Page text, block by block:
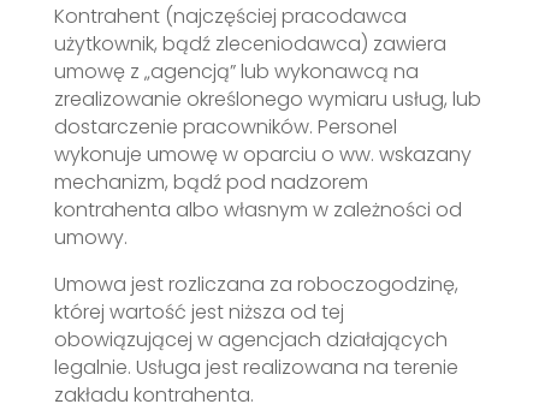
Kontrahent (najczęściej pracodawca
użytkownik, bądź zleceniodawca) zawiera
umowę z „agencją” lub wykonawcą na
zrealizowanie określonego wymiaru usług, lub
dostarczenie pracowników. Personel
wykonuje umowę w oparciu o ww. wskazany
mechanizm, bądź pod nadzorem
kontrahenta albo własnym w zależności od
umowy.
Umowa jest rozliczana za roboczogodzinę,
której wartość jest niższa od tej
obowiązującej w agencjach działających
legalnie. Usługa jest realizowana na terenie
zakładu kontrahenta.